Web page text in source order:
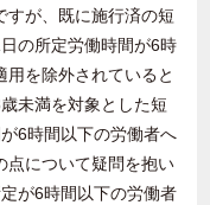
すが、既に施行済の短
の所定労働時間が6時
を除外されていると
未満を対象とした短
6時間以下の労働者へ
点について疑問を抱い
が6時間以下の労働者